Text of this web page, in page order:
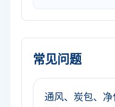
常见问题
通风、炭包、